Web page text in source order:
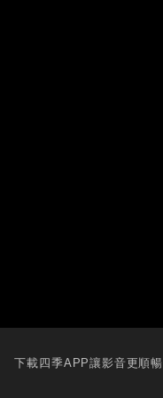
下載四季APP讓影音更順暢